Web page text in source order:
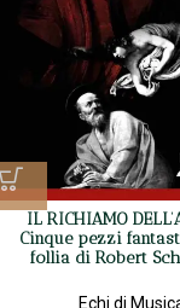
IL RICHIAMO
Cinque pezzi
follia di Robert
Echi di